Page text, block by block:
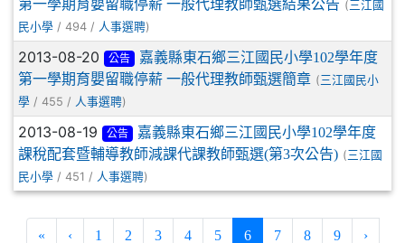
第一學期育嬰留職停薪 一般代理教師甄選結果公告 (三江國
民小學 / 494 / 人事選聘)
2013-08-20 公告
嘉義縣東石鄉三江國民小學102學年度
第一學期育嬰留職停薪 一般代理教師甄選簡章 (三江國民小
學 / 455 / 人事選聘)
2013-08-19 公告
嘉義縣東石鄉三江國民小學102學年度
課稅配套暨輔導教師減課代課教師甄選(第3次公告) (三江國
民小學 / 451 / 人事選聘)
« ‹ 1 2 3 4 5 6(current)
7 8 9 ›